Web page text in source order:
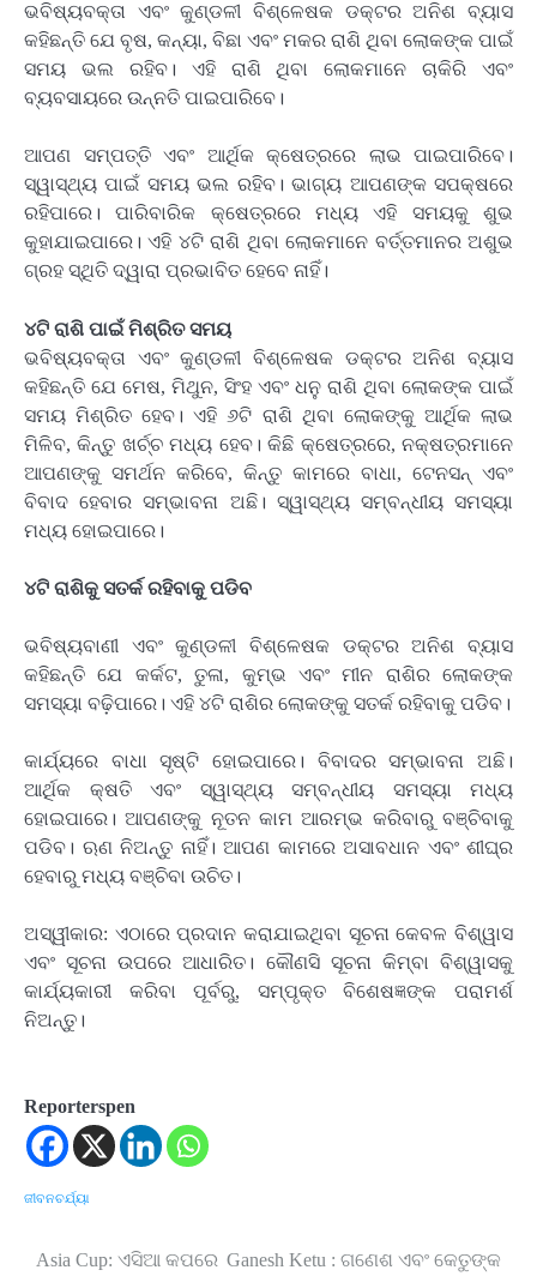
ଭବିଷ୍ୟବକ୍ତା ଏବଂ କୁଣ୍ଡଳୀ ବିଶ୍ଳେଷକ ଡକ୍ଟର ଅନିଶ ବ୍ୟାସ
କହିଛନ୍ତି ଯେ ବୃଷ, କନ୍ୟା, ବିଛା ଏବଂ ମକର ରାଶି ଥିବା ଲୋକଙ୍କ ପାଇଁ
ସମୟ ଭଲ ରହିବ। ଏହି ରାଶି ଥିବା ଲୋକମାନେ ଚାକିରି ଏବଂ
ବ୍ୟବସାୟରେ ଉନ୍ନତି ପାଇପାରିବେ।
ଆପଣ ସମ୍ପତ୍ତି ଏବଂ ଆର୍ଥିକ କ୍ଷେତ୍ରରେ ଲାଭ ପାଇପାରିବେ।
ସ୍ୱାସ୍ଥ୍ୟ ପାଇଁ ସମୟ ଭଲ ରହିବ। ଭାଗ୍ୟ ଆପଣଙ୍କ ସପକ୍ଷରେ
ରହିପାରେ। ପାରିବାରିକ କ୍ଷେତ୍ରରେ ମଧ୍ୟ ଏହି ସମୟକୁ ଶୁଭ
କୁହାଯାଇପାରେ। ଏହି ୪ଟି ରାଶି ଥିବା ଲୋକମାନେ ବର୍ତ୍ତମାନର ଅଶୁଭ
ଗ୍ରହ ସ୍ଥିତି ଦ୍ୱାରା ପ୍ରଭାବିତ ହେବେ ନାହିଁ।
୪ଟି ରାଶି ପାଇଁ ମିଶ୍ରିତ ସମୟ
ଭବିଷ୍ୟବକ୍ତା ଏବଂ କୁଣ୍ଡଳୀ ବିଶ୍ଳେଷକ ଡକ୍ଟର ଅନିଶ ବ୍ୟାସ
କହିଛନ୍ତି ଯେ ମେଷ, ମିଥୁନ, ସିଂହ ଏବଂ ଧନୁ ରାଶି ଥିବା ଲୋକଙ୍କ ପାଇଁ
ସମୟ ମିଶ୍ରିତ ହେବ। ଏହି ୬ଟି ରାଶି ଥିବା ଲୋକଙ୍କୁ ଆର୍ଥିକ ଲାଭ
ମିଳିବ, କିନ୍ତୁ ଖର୍ଚ୍ଚ ମଧ୍ୟ ହେବ। କିଛି କ୍ଷେତ୍ରରେ, ନକ୍ଷତ୍ରମାନେ
ଆପଣଙ୍କୁ ସମର୍ଥନ କରିବେ, କିନ୍ତୁ କାମରେ ବାଧା, ଟେନସନ୍ ଏବଂ
ବିବାଦ ହେବାର ସମ୍ଭାବନା ଅଛି। ସ୍ୱାସ୍ଥ୍ୟ ସମ୍ବନ୍ଧୀୟ ସମସ୍ୟା
ମଧ୍ୟ ହୋଇପାରେ।
୪ଟି ରାଶିକୁ ସତର୍କ ରହିବାକୁ ପଡିବ
ଭବିଷ୍ୟବାଣୀ ଏବଂ କୁଣ୍ଡଳୀ ବିଶ୍ଳେଷକ ଡକ୍ଟର ଅନିଶ ବ୍ୟାସ
କହିଛନ୍ତି ଯେ କର୍କଟ, ତୁଳା, କୁମ୍ଭ ଏବଂ ମୀନ ରାଶିର ଲୋକଙ୍କ
ସମସ୍ୟା ବଢ଼ିପାରେ। ଏହି ୪ଟି ରାଶିର ଲୋକଙ୍କୁ ସତର୍କ ରହିବାକୁ ପଡିବ।
କାର୍ଯ୍ୟରେ ବାଧା ସୃଷ୍ଟି ହୋଇପାରେ। ବିବାଦର ସମ୍ଭାବନା ଅଛି।
ଆର୍ଥିକ କ୍ଷତି ଏବଂ ସ୍ୱାସ୍ଥ୍ୟ ସମ୍ବନ୍ଧୀୟ ସମସ୍ୟା ମଧ୍ୟ
ହୋଇପାରେ। ଆପଣଙ୍କୁ ନୂତନ କାମ ଆରମ୍ଭ କରିବାରୁ ବଞ୍ଚିବାକୁ
ପଡିବ। ଋଣ ନିଅନ୍ତୁ ନାହିଁ। ଆପଣ କାମରେ ଅସାବଧାନ ଏବଂ ଶୀଘ୍ର
ହେବାରୁ ମଧ୍ୟ ବଞ୍ଚିବା ଉଚିତ।
ଅସ୍ୱୀକାର: ଏଠାରେ ପ୍ରଦାନ କରାଯାଇଥିବା ସୂଚନା କେବଳ ବିଶ୍ୱାସ
ଏବଂ ସୂଚନା ଉପରେ ଆଧାରିତ। କୌଣସି ସୂଚନା କିମ୍ବା ବିଶ୍ୱାସକୁ
କାର୍ଯ୍ୟକାରୀ କରିବା ପୂର୍ବରୁ, ସମ୍ପୃକ୍ତ ବିଶେଷଜ୍ଞଙ୍କ ପରାମର୍ଶ
ନିଅନ୍ତୁ।
Reporterspen
ଜୀବନଚର୍ଯ୍ୟା
Post
Asia Cup: ଏସିଆ କପରେ Ganesh Ketu : ଗଣେଶ ଏବଂ କେତୁଙ୍କ